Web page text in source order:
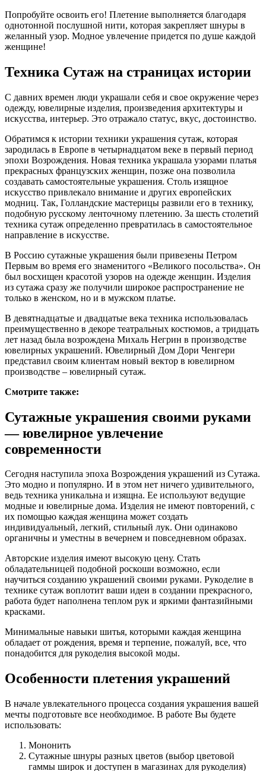
Попробуйте освоить его! Плетение выполняется благодаря
однотонной послушной нити, которая закрепляет шнуры в
желанный узор. Модное увлечение придется по душе каждой
женщине!
Техника Сутаж на страницах истории
С давних времен люди украшали себя и свое окружение через
одежду, ювелирные изделия, произведения архитектуры и
искусства, интерьер. Это отражало статус, вкус, достоинство.
Обратимся к истории техники украшения сутаж, которая
зародилась в Европе в четырнадцатом веке в первый период
эпохи Возрождения. Новая техника украшала узорами платья
прекрасных французских женщин, позже она позволила
создавать самостоятельные украшения. Столь изящное
искусство привлекало внимание и других европейских
модниц. Так, Голландские мастерицы развили его в технику,
подобную русскому ленточному плетению. За шесть столетий
техника сутаж определенно превратилась в самостоятельное
направление в искусстве.
В Россию сутажные украшения были привезены Петром
Первым во время его знаменитого «Великого посольства». Он
был восхищен красотой узоров на одежде женщин. Изделия
из сутажа сразу же получили широкое распространение не
только в женском, но и в мужском платье.
В девятнадцатые и двадцатые века техника использовалась
преимущественно в декоре театральных костюмов, а тридцать
лет назад была возрождена Михаль Негрин в производстве
ювелирных украшений. Ювелирный Дом Дори Ченгери
представил своим клиентам новый вектор в ювелирном
производстве – ювелирный сутаж.
Смотрите также:
Сутажные украшения своими руками
— ювелирное увлечение
современности
Сегодня наступила эпоха Возрождения украшений из Сутажа.
Это модно и популярно. И в этом нет ничего удивительного,
ведь техника уникальна и изящна. Ее используют ведущие
модные и ювелирные дома. Изделия не имеют повторений, с
их помощью каждая женщина может создать
индивидуальный, легкий, стильный лук. Они одинаково
органичны и уместны в вечернем и повседневном образах.
Авторские изделия имеют высокую цену. Стать
обладательницей подобной роскоши возможно, если
научиться созданию украшений своими руками. Рукоделие в
технике сутаж воплотит ваши идеи в создании прекрасного,
работа будет наполнена теплом рук и яркими фантазийными
красками.
Минимальные навыки шитья, которыми каждая женщина
обладает от рождения, время и терпение, пожалуй, все, что
понадобится для рукоделия высокой моды.
Особенности плетения украшений
В начале увлекательного процесса создания украшения вашей
мечты подготовьте все необходимое. В работе Вы будете
использовать:
Мононить
Сутажные шнуры разных цветов (выбор цветовой
гаммы широк и доступен в магазинах для рукоделия)